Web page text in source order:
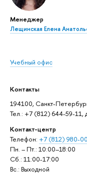
Менеджер
Лещинская Елена
Учебный офис
Контакты
194100, Санкт-
Тел.: +7 (812) 644-59-11,
Контакт-центр
Телефон: +7 (812) 980-
Пн. – Пт.: 10:00–18:00
Сб.: 11:00-17:00
Вс.: Выходной